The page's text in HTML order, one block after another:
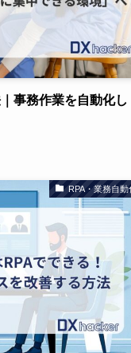
事務作業を自動化し
RPA・業務自動